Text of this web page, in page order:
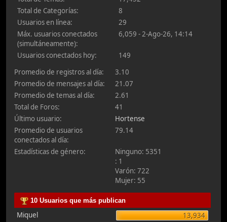
Total de Categorías:
8
Usuarios en línea:
29
Máx. usuarios conectados
(simultáneamente):
6,059 - 2-Ago-26, 14:14
Usuarios conectados hoy:
149
Promedio de registros al día:
3.10
Promedio de mensajes al día:
21.07
Promedio de temas al día:
2.61
Total de Foros:
41
Último usuario:
Hortense
Promedio de usuarios
conectados al día:
79.14
Estadísticas de género:
Ninguno: 5351
: 1
Varón: 722
Mujer: 55
10 Usuarios que más publican
Miquel
13,934